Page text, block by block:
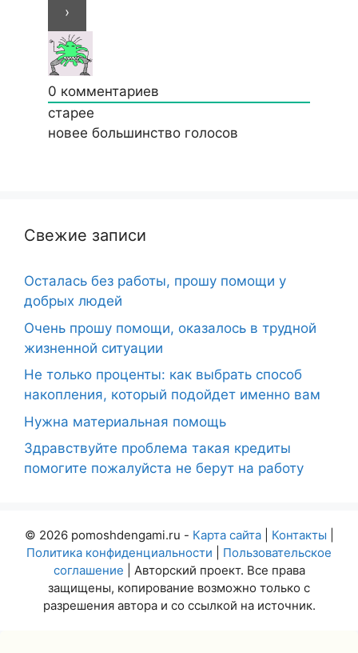
0 комментариев
старее
новее большинство голосов
Свежие записи
Осталась без работы, прошу помощи у
добрых людей
Очень прошу помощи, оказалось в трудной
жизненной ситуации
Не только проценты: как выбрать способ
накопления, который подойдет именно вам
Нужна материальная помощь
Здравствуйте проблема такая кредиты
помогите пожалуйста не берут на работу
© 2026 pomoshdengami.ru - Карта сайта| Контакты
Политика конфиденциальности
Пользовательское
соглашение | Авторский проект. Все права
защищены, копирование возможно только с
разрешения автора и со ссылкой на источник.